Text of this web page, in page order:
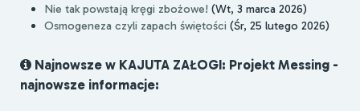
Nie tak powstają kręgi zbożowe! (Wt, 3 marca 2026)
Osmogeneza czyli zapach świętości (Śr, 25 lutego 2026)
Najnowsze w KAJUTA ZAŁOGI: Projekt Messing -
najnowsze informacje: